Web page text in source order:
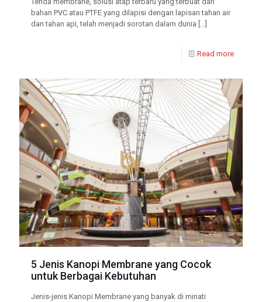
bahan PVC atau PTFE yang dilapisi dengan lapisan tahan air
dan tahan api, telah menjadi sorotan dalam dunia […]
Read more
5 Jenis Kanopi Membrane yang Cocok
untuk Berbagai Kebutuhan
Jenis-jenis Kanopi Membrane yang banyak di minati